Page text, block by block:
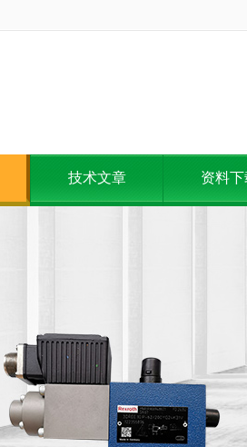
技术文章 资料下